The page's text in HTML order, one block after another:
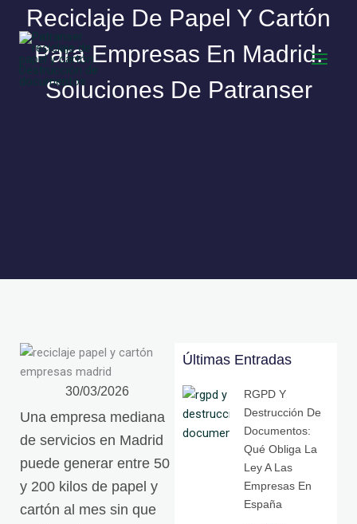
contenido
Reciclaje De Papel Y Cartón
Para Empresas En Madrid:
Soluciones De Patranser
30/03/2026
Una empresa mediana
de servicios en Madrid
puede generar entre 50
y 200 kilos de papel y
cartón al mes sin que
Últimas Entradas
RGPD Y
Destrucción De
Documentos:
Qué Obliga La
Ley A Las
Empresas En
España